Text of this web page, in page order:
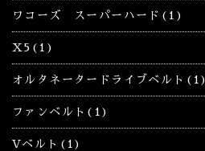
ワコーズ スーパーハード(1)
X5(1)
オルタネータードライブベルト(1)
ファンベルト(1)
Vベルト(1)